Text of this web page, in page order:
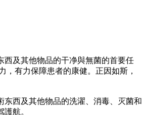
西及其他物品的干净與無菌的首要任
有力保障患者的康健。正因如斯，
西及其他物品的洗濯、消毒、灭菌和
航。